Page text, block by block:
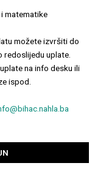
matematike
možete izvršiti do
redoslijedu uplate.
na info desku ili
ispod.